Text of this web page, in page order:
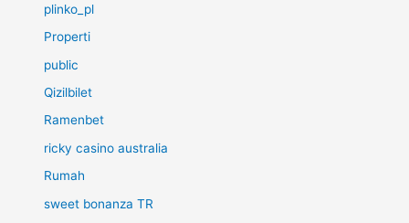
plinko_pl
Properti
public
Qizilbilet
Ramenbet
ricky casino australia
Rumah
sweet bonanza TR